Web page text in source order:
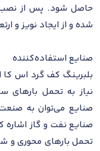
حاصل شود. پس از
شده و از ایجاد نویز و
صنایع استفاده‌کننده
نیاز به تحمل بارهای
صنایع می‌توان به صنعت
صنایع نفت و گاز اشاره
تحمل بارهای محوری و